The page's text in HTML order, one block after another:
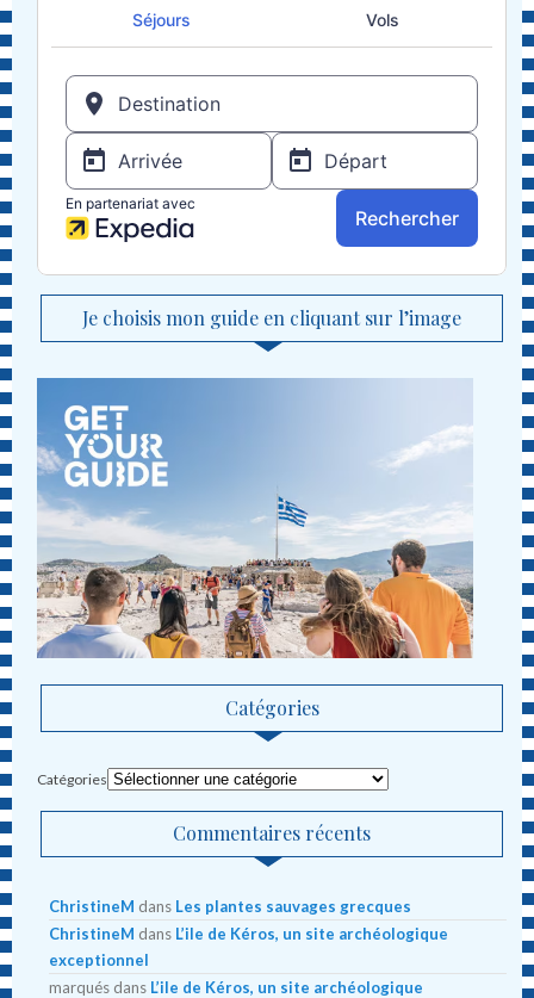
Je choisis mon guide en cliquant sur l’image
Catégories
Catégories
Commentaires récents
ChristineM dans Les plantes sauvages grecques
ChristineM dans L’ile de Kéros, un site archéologique
exceptionnel
marqués dans L’ile de Kéros, un site archéologique